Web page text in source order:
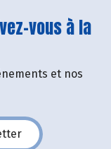
vous à la
et nos